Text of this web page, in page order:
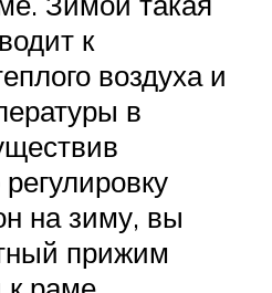
к
воздуха и
в
на зиму, вы
прижим